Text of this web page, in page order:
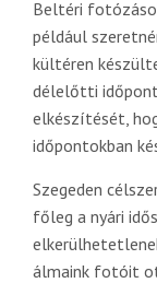
Beltéri
például
kültéren
délelőtti
elkészítését,
időpontokban
Szegeden
főleg a nyári
álmaink fotóit